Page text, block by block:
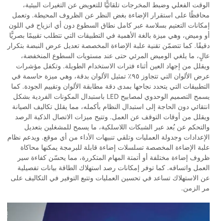
الوقت الفعلي وضبط المخرجات تلقائيًّا للتعويض عن التغيرات البيئية،
محافظًا على استقرار الإضاءة بغض النظر عن الظروف المحيطة. وتعمل
إمكانات التعتيم بسلاسة عبر كامل نطاق السطوع دون أي انزياح في اللون
أو وميض، وهي ميزة بالغة الأهمية في التطبيقات التي تتطلب تقييمًا بصريًّا
دقيقًا. كما تتضمّن تقنية علبة الإضاءة المخصصة تعديل عرض النبضة بتكرار
عالٍ، ما يلغي الوميض المرئي حتى عند مستويات السطوع المنخفضة،
ويقلل من إجهاد العين أثناء فترات الاستخدام الطويلة. وتكفل مؤشرات
عرض الألوان التي تتجاوز ٩٥٪ تمثيل الألوان بدقة، وهي ميزة حاسمة في
التطبيقات التي يتحدد نجاحها بمدى دقة مطابقة الألوان وتقييم الجودة. كما
يسمح التصميم الوحدوي لمصابيح LED باستبدال المكونات الفردية بشكل
انتقائي دون الحاجة إلى استبدال النظام بأكمله، مما يقلل تكاليف الصيانة
ويقلل من أوقات التوقف عن العمل. وتتيح ميزات الاتصال الذكية الرصد
والتحكم عن بُعد عبر الشبكات اللاسلكية، ما يسمح للمشغلين بتعديل
الإعدادات وجدولة العمليات وتلقي تنبيهات الأداء من أي موقع. ويدعم نظام
علبة الإضاءة المخصصة تسلسلات إضاءة قابلة للبرمجة يمكنها محاكاة
ظروف إضاءة مختلفة أو أتمتة المهام المتكررة، مما يحسّن كفاءة سير
العمل واتساقه. كما توفر إمكانات رصد استهلاك الطاقة بيانات تفصيلية
عن الاستهلاك تساعد في تحسين العمليات وتتبع التوفير في التكاليف على
مر الزمن.